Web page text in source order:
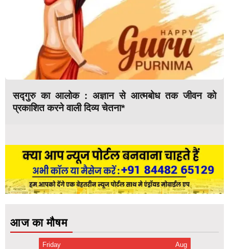
सद्गुरु का आलोक : अज्ञान से आत्मबोध तक जीवन को
प्रकाशित करने वाली दिव्य चेतना*
आज का मौषम
Friday Aug